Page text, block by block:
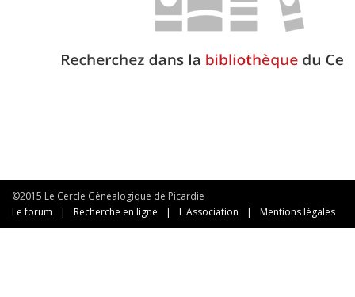
©2015 Le Cercle Généalogique de Picardie
Le forum
| Recherche en ligne | L'Association | Mentions légales